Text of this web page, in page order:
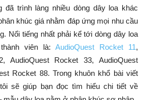
đã trình làng nhiều dòng dây loa khác
khúc giá nhằm đáp ứng mọi nhu cầu
Nổi tiếng nhất phải kể tới dòng dây loa
viên là: AudioQuest Rocket 11,
AudioQuest Rocket 33, AudioQuest
Rocket 88. Trong khuôn khổ bài viết
sẽ giúp bạn đọc tìm hiểu chi tiết về